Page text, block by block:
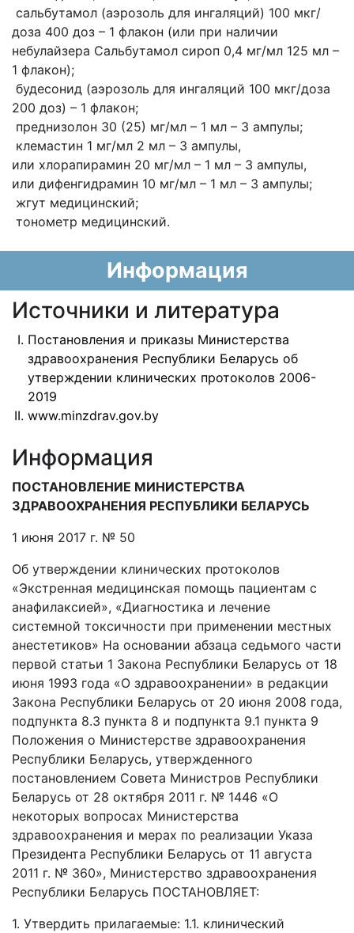
сальбутамол (аэрозоль для ингаляций) 100 мкг/
доза 400 доз – 1 флакон (или при наличии
небулайзера Сальбутамол сироп 0,4 мг/мл 125 мл –
1 флакон);
будесонид (аэрозоль для ингаляций 100 мкг/доза
200 доз) – 1 флакон;
преднизолон 30 (25) мг/мл – 1 мл – 3 ампулы;
клемастин 1 мг/мл 2 мл – 3 ампулы,
или хлорапирамин 20 мг/мл – 1 мл – 3 ампулы,
или дифенгидрамин 10 мг/мл – 1 мл – 3 ампулы;
жгут медицинский;
тонометр медицинский.
Информация
Источники и литература
Постановления и приказы Министерства
здравоохранения Республики Беларусь об
утверждении клинических протоколов 2006-
2019
www.minzdrav.gov.by
Информация
ПОСТАНОВЛЕНИЕ МИНИСТЕРСТВА
ЗДРАВООХРАНЕНИЯ РЕСПУБЛИКИ БЕЛАРУСЬ
1 июня 2017 г. № 50
Об утверждении клинических протоколов
«Экстренная медицинская помощь пациентам с
анафилаксией», «Диагностика и лечение
системной токсичности при применении местных
анестетиков» На основании абзаца седьмого части
первой статьи 1 Закона Республики Беларусь от 18
июня 1993 года «О здравоохранении» в редакции
Закона Республики Беларусь от 20 июня 2008 года,
подпункта 8.3 пункта 8 и подпункта 9.1 пункта 9
Положения о Министерстве здравоохранения
Республики Беларусь, утвержденного
постановлением Совета Министров Республики
Беларусь от 28 октября 2011 г. № 1446 «О
некоторых вопросах Министерства
здравоохранения и мерах по реализации Указа
Президента Республики Беларусь от 11 августа
2011 г. № 360», Министерство здравоохранения
Республики Беларусь ПОСТАНОВЛЯЕТ:
1. Утвердить прилагаемые: 1.1. клинический